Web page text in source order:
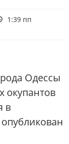
1:39 пп
Одессы
окупантов
в